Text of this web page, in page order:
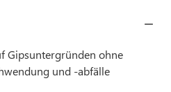
Gipsuntergründen ohne
und -abfälle